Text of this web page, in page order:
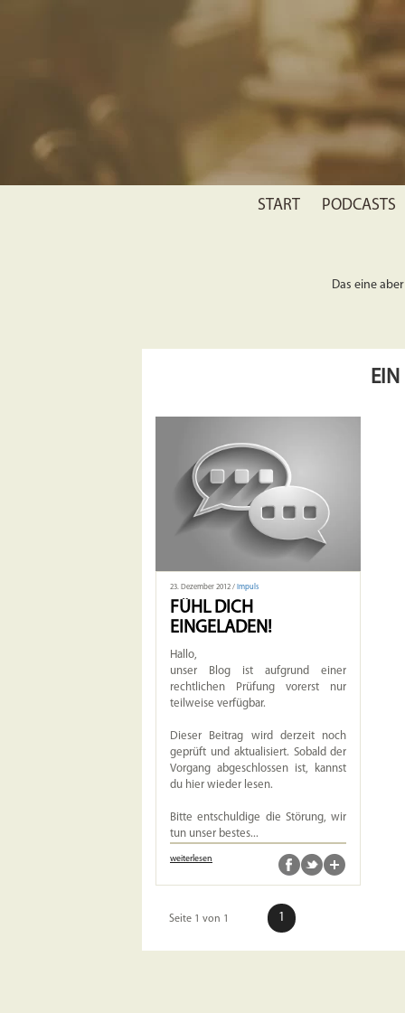
START PODCASTS
Das eine
EIN
23. Dezember 2012 / Impuls
FÜHL DICH
EINGELADEN!
Hallo,
unser Blog ist aufgrund einer
rechtlichen Prüfung vorerst nur
teilweise verfügbar.
Dieser Beitrag wird derzeit noch
geprüft und aktualisiert. Sobald der
Vorgang abgeschlossen ist, kannst
du hier wieder lesen.
Bitte entschuldige die Störung, wir
tun unser bestes...
weiterlesen
Seite 1 von 1 1